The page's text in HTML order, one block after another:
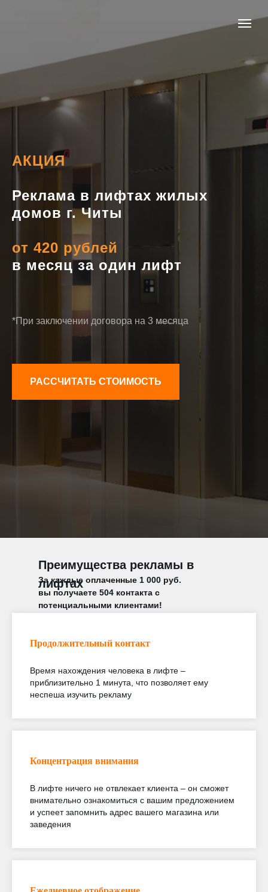
АКЦИЯ
Реклама в лифтах жилых
домов г. Читы
от 420 рублей
в месяц за один лифт
*При заключении договора на 3 месяца
РАССЧИТАТЬ СТОИМОСТЬ
Преимущества рекламы в
лифтах
За каждые оплаченные 1 000 руб.
вы получаете 504 контакта с
потенциальными клиентами!
Продолжительный контакт
Время нахождения человека в лифте –
приблизительно 1 минута, что позволяет ему
неспеша изучить рекламу
Концентрация внимания
В лифте ничего не отвлекает клиента – он сможет
внимательно ознакомиться с вашим предложением
и успеет запомнить адрес вашего магазина или
заведения